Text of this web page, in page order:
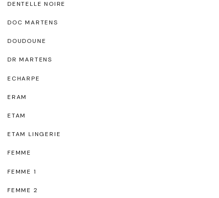
DENTELLE NOIRE
DOC MARTENS
DOUDOUNE
DR MARTENS
ECHARPE
ERAM
ETAM
ETAM LINGERIE
FEMME
FEMME 1
FEMME 2